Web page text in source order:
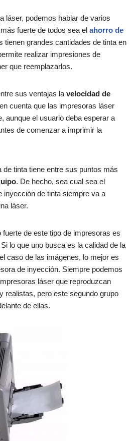
láser, podemos hablar de varios
fuerte de todos sea el ahorro de
tienen grandes cantidades de tinta en
realizar impresiones de
que reemplazarlos.
sus ventajas la velocidad de
cuenta que las impresoras láser
aunque el usuario deba esperar a
de comenzar a imprimir la
de tinta tiene entre sus puntos más
. De hecho, sea cual sea el
inyección de tinta siempre va a
láser.
fuerte de este tipo de impresoras es
Si lo que uno busca es la calidad de la
caso de las imágenes, lo mejor es
de inyección. Siempre podemos
láser que reproduzcan
realistas, pero este segundo grupo
de ellas.